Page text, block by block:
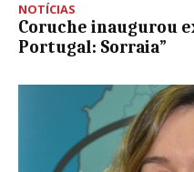
NOTÍCIAS
Coruche inaugurou
Portugal: Sorraia”